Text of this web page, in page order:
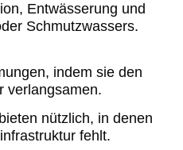
Entwässerung und
Schmutzwassers.
indem sie den
verlangsamen.
nützlich, in denen
fehlt.